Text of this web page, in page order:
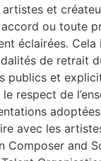
et
ou toute
éclairées.
de retrait
publics et
respect de
avec les
Composer and